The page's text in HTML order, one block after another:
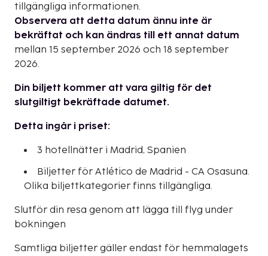
tillgängliga informationen.
Observera att detta datum ännu inte är
bekräftat och kan ändras till ett annat datum
mellan 15 september 2026 och 18 september
2026.
Din biljett kommer att vara giltig för det
slutgiltigt bekräftade datumet.
Detta ingår i priset:
3 hotellnätter i Madrid, Spanien
Biljetter för Atlético de Madrid - CA Osasuna.
Olika biljettkategorier finns tillgängliga.
Slutför din resa genom att lägga till flyg under
bokningen
Samtliga biljetter gäller endast för hemmalagets